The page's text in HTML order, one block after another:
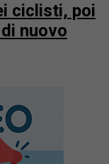
ciclisti, poi
nuovo